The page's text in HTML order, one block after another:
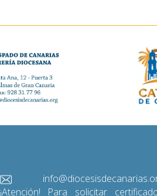
¡Atención! Para solicitar